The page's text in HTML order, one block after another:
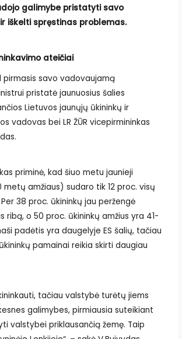
galimybe pristatyti savo
iškelti spręstinas problemas.
ateičiai
pirmasis savo vadovaujamą
pristatė jaunuosius šalies
Lietuvos jaunųjų ūkininkų ir
vadovas bei LR ŽŪR vicepirmininkas
priminė, kad šiuo metu jaunieji
metų amžiaus) sudaro tik 12 proc. visų
38 proc. ūkininkų jau peržengė
ribą, o 50 proc. ūkininkų amžius yra 41-
padėtis yra daugelyje ES šalių, tačiau
pamainai reikia skirti daugiau
tačiau valstybė turėtų jiems
galimybes, pirmiausia suteikiant
valstybei priklausančią žemę. Taip